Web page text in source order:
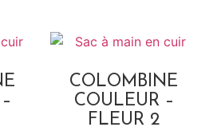
COLOMBINE
COULEUR –
FLEUR 2